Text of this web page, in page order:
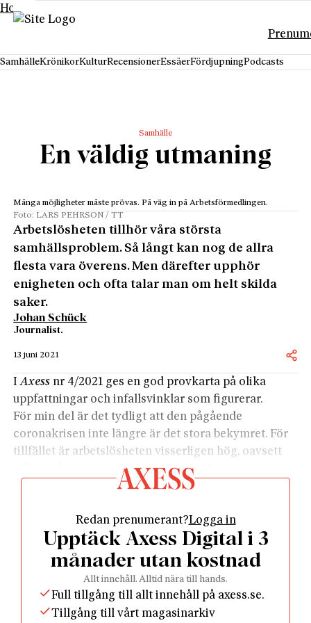
Hoppa till innehåll
SamhälleKrönikorKulturRecensionerEssäerFördjupningPodcasts
Samhälle
En väldig utmaning
Många möjligheter måste prövas. På väg in på Arbetsförmedlingen.
Foto: LARS PEHRSON / TT
Arbetslösheten tillhör våra största
samhällsproblem. Så långt kan nog de allra
flesta vara överens. Men därefter upphör
enigheten och ofta talar man om helt skilda
saker.
Johan Schück
Journalist.
13 juni 2021
IAxess nr 4/2021 ges en god provkarta på olika
uppfattningar och infallsvinklar som figurerar.
För min del är det tydligt att den pågående
coronakrisen inte längre är det stora bekymret. För
tillfället är arbetslösheten visserligen hög, oavsett
vilket mått man använder. Men när ekonomin
kommer igång, så återvänder också många av
Det sker med viss eftersläpning, vilket leder till
otålighet. Men man ska komma ihåg att utan det
senaste årets korttidsarbete hade utgångs­läget varit
betydligt sämre, med många fler öppet arbetslösa.
Nu dröjer det istället längre innan företagen börjar
nyanställa.
Redan prenumerant?Logga in
Upptäck Axess Digital i 3
månader utan kostnad
Allt innehåll. Alltid nära till hands.
Full tillgång till allt innehåll på axess.se.
Tillgång till vårt magasinarkiv